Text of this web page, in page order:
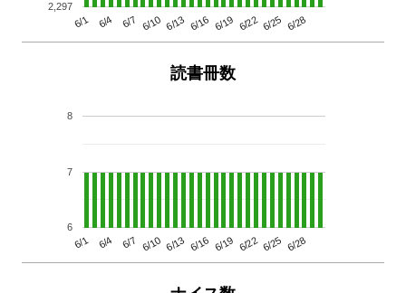
6/1 6/4 6/7 6/10 6/13 6/16 6/19 6/22 6/25 6/28
2,297
読書冊数
6/1 6/4 6/7 6/10 6/13 6/16 6/19 6/22 6/25 6/28
6
7
8